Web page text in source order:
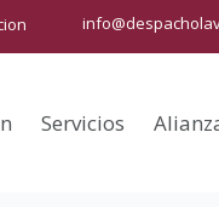
Servicios